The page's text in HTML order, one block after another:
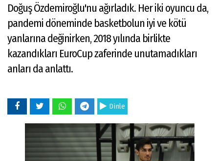
Doğuş Özdemiroğlu'nu ağırladık. Her iki oyuncu da,
pandemi döneminde basketbolun iyi ve kötü
yanlarına değinirken, 2018 yılında birlikte
kazandıkları EuroCup zaferinde unutamadıkları
anları da anlattı.
Dinle